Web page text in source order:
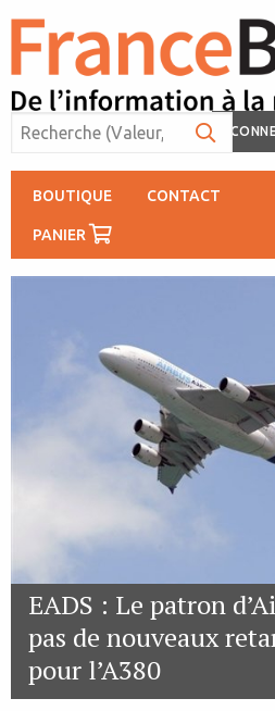
BOUTIQUE CONTACT
PANIER
EADS : Le patron
pas de nouveaux
pour l’A380